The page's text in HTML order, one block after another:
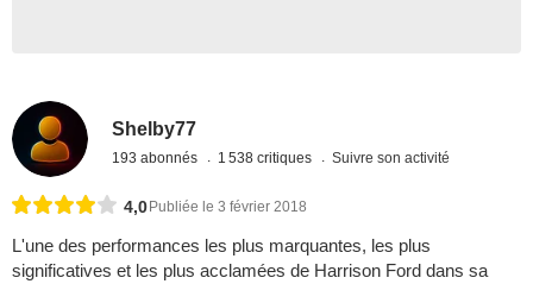
Shelby77
193 abonnés 1 538 critiques Suivre son activité
4,0 Publiée le 3 février 2018
L'une des performances les plus marquantes, les plus
significatives et les plus acclamées de Harrison Ford dans sa